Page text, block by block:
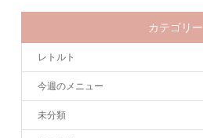
カテゴリー
レトルト
今週のメニュー
未分類